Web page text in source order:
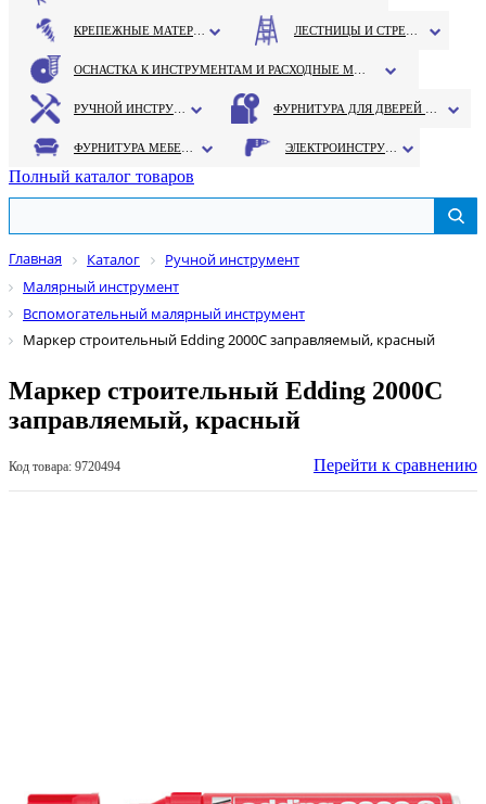
Полный каталог товаров
Главная Каталог
Ручной инструмент
Малярный инструмент
Вспомогательный малярный инструмент
Маркер строительный Edding 2000C заправляемый, красный
Маркер строительный Edding 2000C
заправляемый, красный
Код товара: 9720494 Перейти к сравнению